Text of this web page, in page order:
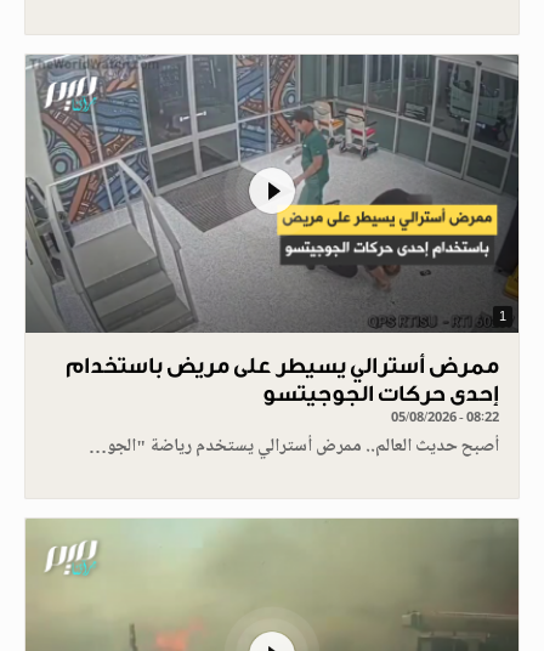
1
ممرض أسترالي يسيطر على مريض باستخدام
إحدى حركات الجوجيتسو
05/08/2026 - 08:22
أصبح حديث العالم.. ممرض أسترالي يستخدم رياضة "الجو…